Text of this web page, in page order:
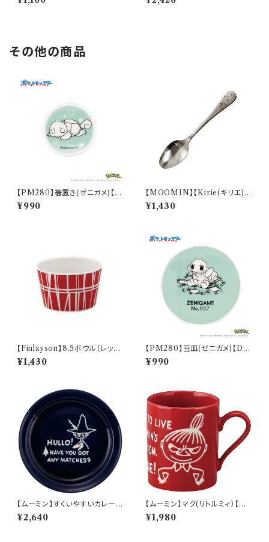
3
その他の商品
【PM280】箸置き(ゼニガメ)【D
aily Sketch】PM283-402
¥990
【MOOMIN】【Kirie(キリエ)】
すくいやすいスプーン（ムーミン）
【MM9000】MM9001-863
¥1,430
【Finlayson】8.5ボウル（レッ
ド）【コロナ】
¥1,430
【PM280】豆皿(ゼニガメ)【Dail
y Sketch】PM283-333
¥990
【ムーミン】すくいやすいカレー皿
（スナフキン）【MM9000】MM
9003-320
¥2,640
【ムーミン】マグ(リトルミィ）【M
M9000】MM9002-11
¥1,980